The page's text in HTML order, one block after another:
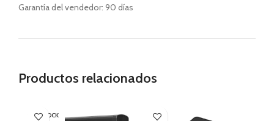
Garantía del vendedor: 90 días
Productos relacionados
SIN STOCK